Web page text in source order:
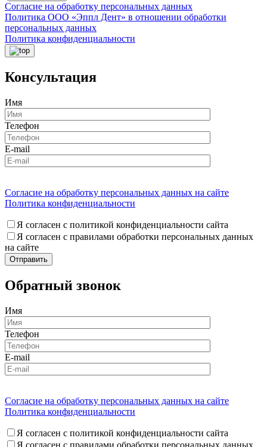
Согласие на обработку персональных данных
Политика ООО «Эппл Дент» в отношении обработки
персональных данных
Политика конфиденциальности
Консультация
Имя
Телефон
E-mail
Согласие на обработку персональных данных на сайте
Политика конфиденциальности
Я согласен с политикой конфиденциальности сайта
Я согласен с правилами обработки персональных данных
на сайте
Обратный звонок
Имя
Телефон
E-mail
Согласие на обработку персональных данных на сайте
Политика конфиденциальности
Я согласен с политикой конфиденциальности сайта
Я согласен с правилами обработки персональных данных